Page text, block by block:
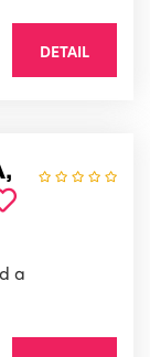
DETAIL
a